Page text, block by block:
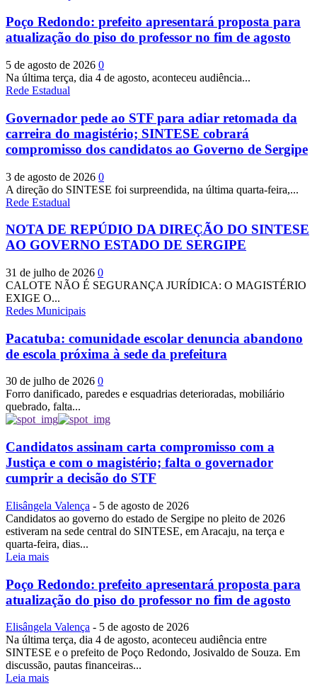
Poço Redondo: prefeito apresentará proposta para
atualização do piso do professor no fim de agosto
5 de agosto de 2026 0
Na última terça, dia 4 de agosto, aconteceu audiência...
Rede Estadual
Governador pede ao STF para adiar retomada da
carreira do magistério; SINTESE cobrará
compromisso dos candidatos ao Governo de Sergipe
3 de agosto de 2026 0
A direção do SINTESE foi surpreendida, na última quarta-feira,...
Rede Estadual
NOTA DE REPÚDIO DA DIREÇÃO DO SINTESE
AO GOVERNO ESTADO DE SERGIPE
31 de julho de 2026 0
CALOTE NÃO É SEGURANÇA JURÍDICA: O MAGISTÉRIO
EXIGE O...
Redes Municipais
Pacatuba: comunidade escolar denuncia abandono
de escola próxima à sede da prefeitura
30 de julho de 2026 0
Forro danificado, paredes e esquadrias deterioradas, mobiliário
quebrado, falta...
Candidatos assinam carta compromisso com a
Justiça e com o magistério; falta o governador
cumprir a decisão do STF
Elisângela Valença - 5 de agosto de 2026
Candidatos ao governo do estado de Sergipe no pleito de 2026
estiveram na sede central do SINTESE, em Aracaju, na terça e
quarta-feira, dias...
Leia mais
Poço Redondo: prefeito apresentará proposta para
atualização do piso do professor no fim de agosto
Elisângela Valença - 5 de agosto de 2026
Na última terça, dia 4 de agosto, aconteceu audiência entre
SINTESE e o prefeito de Poço Redondo, Josivaldo de Souza. Em
discussão, pautas financeiras...
Leia mais